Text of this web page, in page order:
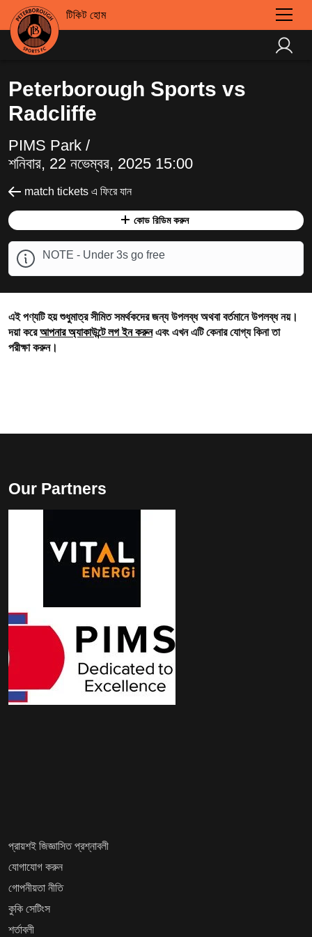
টিকিট হোম
Peterborough Sports vs
Radcliffe
PIMS Park /
শনিবার, 22 নভেম্বর, 2025 15:00
match tickets এ ফিরে যান
কোড রিডিম করুন
NOTE - Under 3s go free
এই পণ্যটি হয় শুধুমাত্র সীমিত সমর্থকদের জন্য উপলব্ধ অথবা বর্তমানে উপলব্ধ নয়।
দয়া করেআপনার অ্যাকাউন্টে লগ ইন করুনএবং এখন এটি কেনার যোগ্য কিনা তা
পরীক্ষা করুন।
প্রায়শই জিজ্ঞাসিত প্রশ্নাবলী
যোগাযোগ করুন
গোপনীয়তা নীতি
কুকি সেটিংস
শর্তাবলী
Our Partners